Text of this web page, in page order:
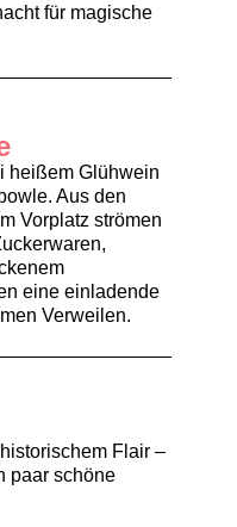
für magische
heißem Glühwein
Aus den
Vorplatz strömen
eine einladende
Verweilen.
Flair –
paar schöne